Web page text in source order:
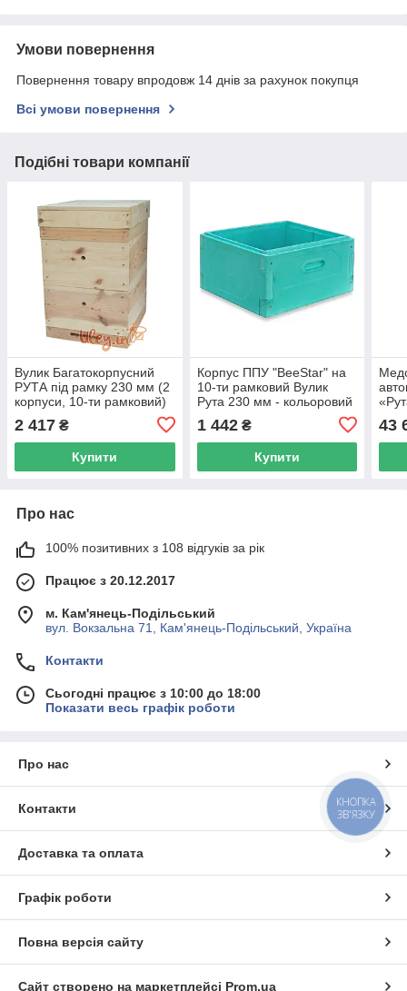
Умови повернення
Повернення товару впродовж 14 днів за рахунок покупця
Всі умови повернення
Подібні товари компанії
Вулик Багатокорпусний
РУТА під рамку 230 мм (2
корпуси, 10-ти рамковий)
2 417 ₴
Купити
Корпус ППУ "BeeStar" на
10-ти рамковий Вулик
Рута 230 мм - кольоровий
1 442₴
Купити
43
Про нас
100% позитивних з 108 відгуків за рік
Працює з 20.12.2017
м. Кам'янець-Подільський
вул. Вокзальна 71, Кам'янець-Подільський, Україна
Контакти
Сьогодні працює з 10:00 до 18:00
Показати весь графік роботи
Про нас
Контакти
Доставка та оплата
Графік роботи
Повна версія сайту
Сайт створено на маркетплейсі Prom.ua
КНОПКА
ЗВ'ЯЗКУ